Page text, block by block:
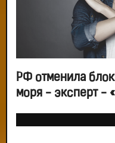
РФ отменила
моря - эксперт -